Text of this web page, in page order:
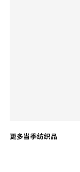
更多当季纺织品